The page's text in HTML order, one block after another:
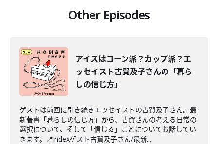
Other Episodes
アイスはコーン派？カップ派？エ
ッセイスト古賀及子さんの「暮ら
しの信じ方」
ゲストは前回に引き続きエッセイストの古賀及子さん。最
新著書「暮らしの信じ方」から、古賀さんの考える日常の
選択について、そして「信じる」ことについてお話してい
きます。📍indexゲスト古賀及子さん/最新...